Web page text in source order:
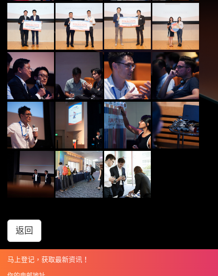
返回
马上登记，获取最新资讯！